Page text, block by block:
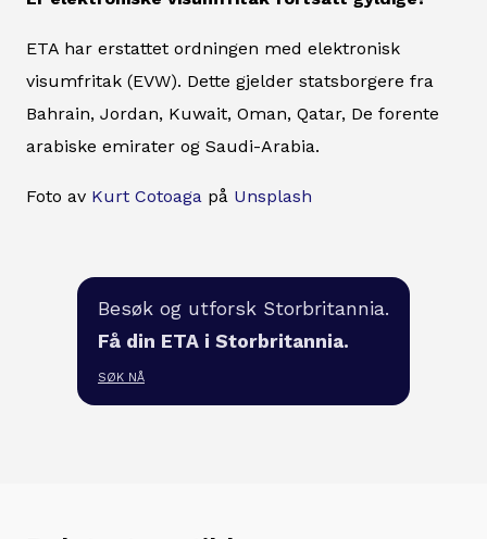
ETA har erstattet ordningen med elektronisk
visumfritak (EVW). Dette gjelder statsborgere fra
Bahrain, Jordan, Kuwait, Oman, Qatar, De forente
arabiske emirater og Saudi-Arabia.
Foto av Kurt Cotoaga på Unsplash
Besøk og utforsk Storbritannia.
Få din ETA i Storbritannia.
SØK NÅ